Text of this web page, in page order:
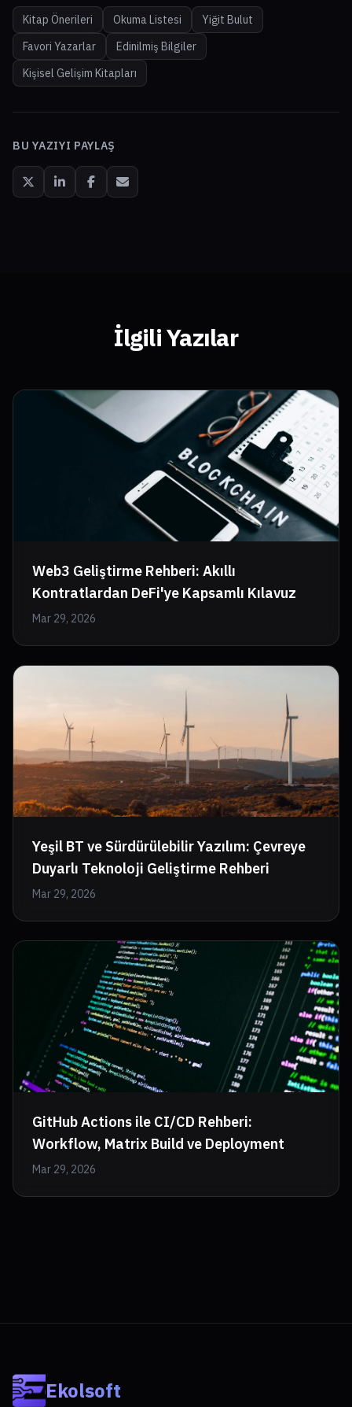
Kitap Önerileri Okuma Listesi
Yiğit Bulut
Favori Yazarlar
Edinilmiş Bilgiler
Kişisel Gelişim Kitapları
BU YAZIYI PAYLAŞ
İlgili Yazılar
Web3 Geliştirme Rehberi: Akıllı
Kontratlardan DeFi'ye Kapsamlı Kılavuz
Mar 29, 2026
Yeşil BT ve Sürdürülebilir Yazılım: Çevreye
Duyarlı Teknoloji Geliştirme Rehberi
Mar 29, 2026
GitHub Actions ile CI/CD Rehberi:
Workflow, Matrix Build ve Deployment
Mar 29, 2026
Ekolsoft